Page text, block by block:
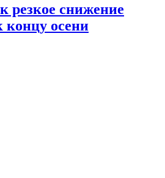
резкое снижение
концу осени